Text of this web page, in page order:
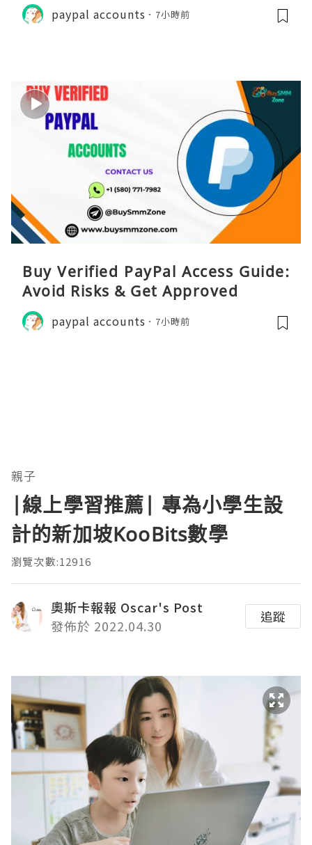
paypal accounts 7小時前
Buy Verified PayPal Access Guide:
Avoid Risks & Get Approved
paypal accounts 7小時前
親子
|線上學習推薦| 專為小學生設
計的新加坡KooBits數學
瀏覽次數:12916
奧斯卡報報 Oscar's Post
發佈於 2022.04.30
追蹤